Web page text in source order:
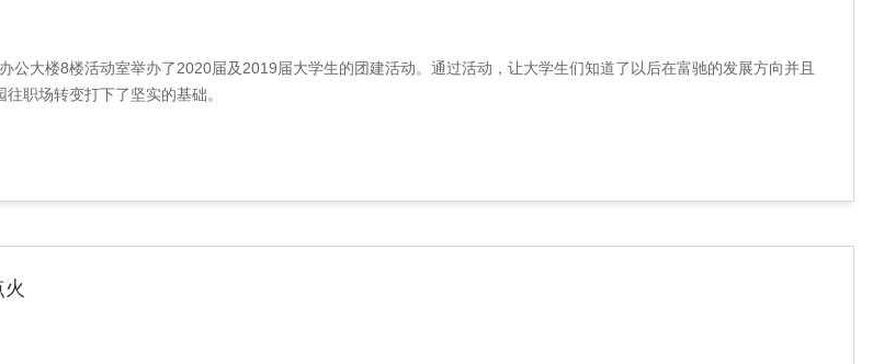
公大楼8楼活动室举办了2020届及2019届大学生的团建活动。通过活动，让大学生们知道了以后在富驰的发展方向并且
职场转变打下了坚实的基础。